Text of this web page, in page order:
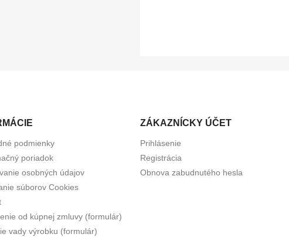
podmienky
poriadok
osobných údajov
súborov Cookies
od kúpnej zmluvy (formulár)
vady výrobku (formulár)
ZÁKAZNÍCKY ÚČET
Prihlásenie
Registrácia
Obnova zabudnutého hesla